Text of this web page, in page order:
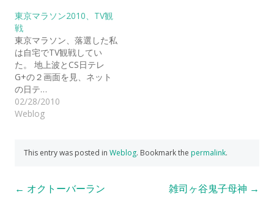
東京マラソン2010、TV観
戦
東京マラソン、落選した私
は自宅でTV観戦してい
た。 地上波とCS日テレ
G+の２画面を見、ネット
の日テ…
02/28/2010
Weblog
This entry was posted in Weblog. Bookmark the permalink.
Post
← オクトーバーラン 雑司ヶ谷鬼子母神 →